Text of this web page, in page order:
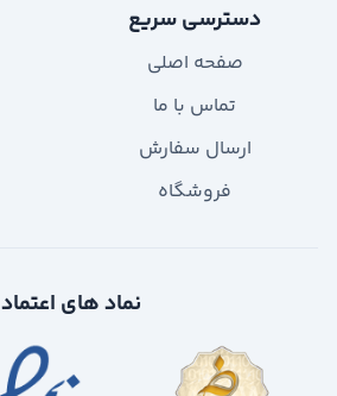
دسترسی سریع
صفحه اصلی
تماس با ما
ارسال سفارش
فروشگاه
نماد های اعتماد